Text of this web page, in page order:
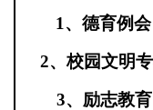
1 、德育例会
2、校园文明
3、励志教